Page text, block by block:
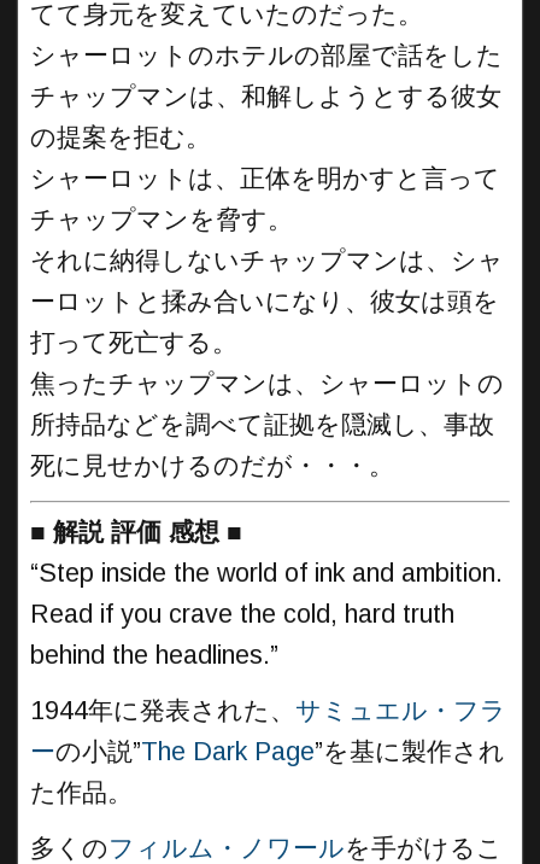
てて身元を変えていたのだった。
シャーロットのホテルの部屋で話をした
チャップマンは、和解しようとする彼女
の提案を拒む。
シャーロットは、正体を明かすと言って
チャップマンを脅す。
それに納得しないチャップマンは、シャ
ーロットと揉み合いになり、彼女は頭を
打って死亡する。
焦ったチャップマンは、シャーロットの
所持品などを調べて証拠を隠滅し、事故
死に見せかけるのだが・・・。
■ 解説 評価 感想 ■
“Step inside the world of ink and ambition.
Read if you crave the cold, hard truth
behind the headlines.”
1944年に発表された、 サミュエル・フラ
ーの小説”The Dark Page”を基に製作され
た作品。
多くのフィルム・ノワールを手がけるこ